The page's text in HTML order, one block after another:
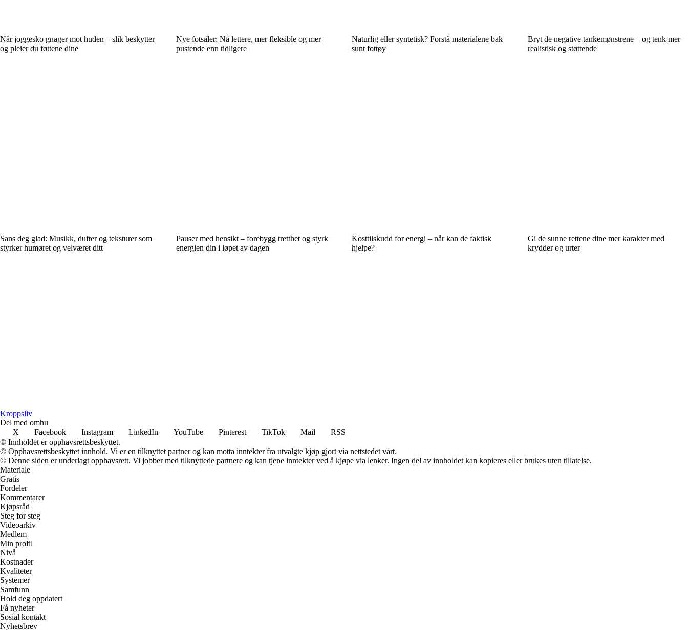
Når joggesko gnager mot huden – slik beskytter
og pleier du føttene dine
Nye fotsåler: Nå lettere, mer fleksible og mer
pustende enn tidligere
Naturlig eller syntetisk? Forstå materialene bak
sunt fottøy
Bryt de negative tankemønstrene – og tenk mer
realistisk og støttende
Sans deg glad: Musikk, dufter og teksturer som
styrker humøret og velværet ditt
Pauser med hensikt – forebygg tretthet og styrk
energien din i løpet av dagen
Kosttilskudd for energi – når kan de faktisk
hjelpe?
Gi de sunne rettene dine mer karakter med
krydder og urter
Kroppsliv
Del med omhu
X
Facebook Instagram LinkedIn YouTube Pinterest TikTok Mail
RSS
© Innholdet er opphavsrettsbeskyttet.
© Opphavsrettsbeskyttet innhold. Vi er en tilknyttet partner og kan motta inntekter fra utvalgte kjøp gjort via nettstedet vårt.
© Denne siden er underlagt opphavsrett. Vi jobber med tilknyttede partnere og kan tjene inntekter ved å kjøpe via lenker. Ingen del av innholdet kan kopieres eller brukes uten tillatelse.
Materiale
Gratis
Fordeler
Kommentarer
Kjøpsråd
Steg for steg
Videoarkiv
Medlem
Min profil
Nivå
Kostnader
Kvaliteter
Systemer
Samfunn
Hold deg oppdatert
Få nyheter
Sosial kontakt
Nyhetsbrev